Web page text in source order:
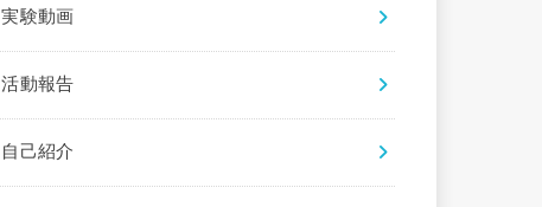
実験動画
活動報告
自己紹介